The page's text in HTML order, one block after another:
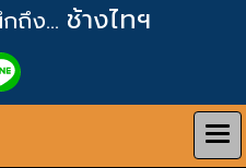
ถึง... ช้างไทฯ